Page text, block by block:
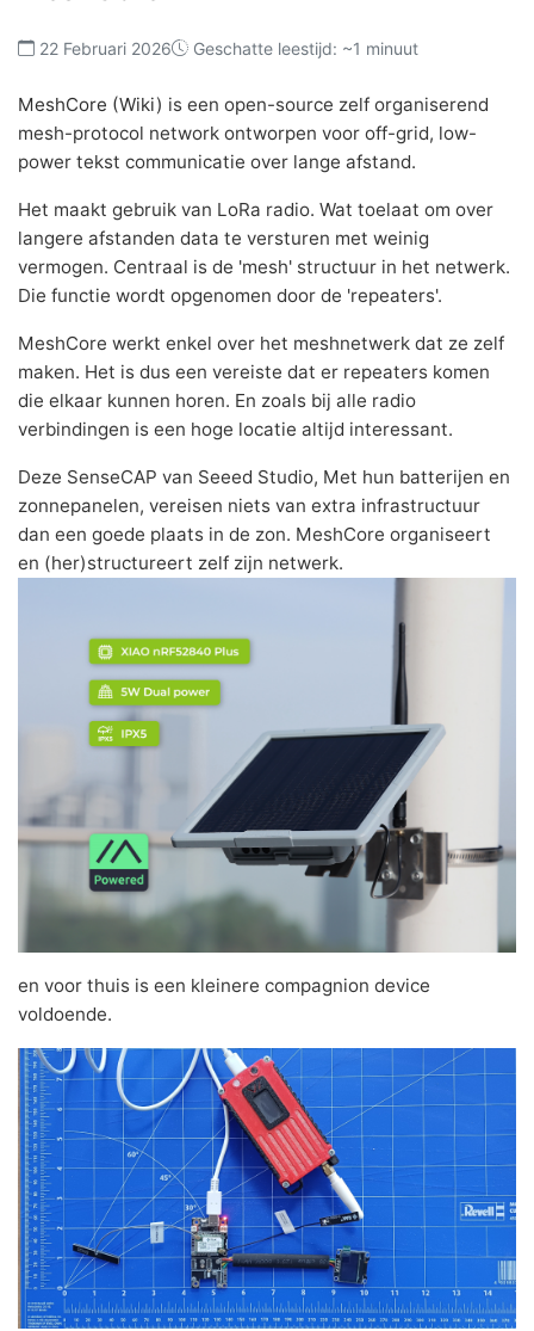
22 Februari 2026 Geschatte leestijd: ~1 minuut
MeshCore (Wiki) is een open-source zelf organiserend
mesh-protocol network ontworpen voor off-grid, low-
power tekst communicatie over lange afstand.
Het maakt gebruik van LoRa radio. Wat toelaat om over
langere afstanden data te versturen met weinig
vermogen. Centraal is de 'mesh' structuur in het netwerk.
Die functie wordt opgenomen door de 'repeaters'.
MeshCore werkt enkel over het meshnetwerk dat ze zelf
maken. Het is dus een vereiste dat er repeaters komen
die elkaar kunnen horen. En zoals bij alle radio
verbindingen is een hoge locatie altijd interessant.
Deze SenseCAP van Seeed Studio, Met hun batterijen en
zonnepanelen, vereisen niets van extra infrastructuur
dan een goede plaats in de zon. MeshCore organiseert
en (her)structureert zelf zijn netwerk.
en voor thuis is een kleinere compagnion device
voldoende.